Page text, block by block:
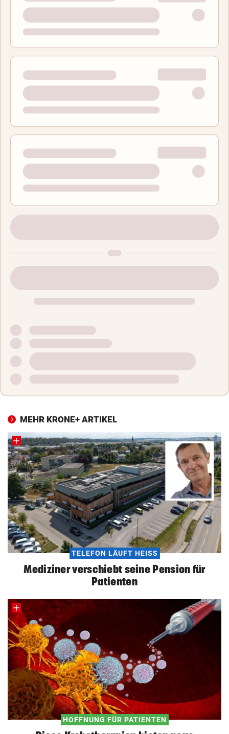
MEHR KRONE+ ARTIKEL
TELEFON LÄUFT HEISS
Mediziner verschiebt seine Pension für
Patienten
HOFFNUNG FÜR PATIENTEN